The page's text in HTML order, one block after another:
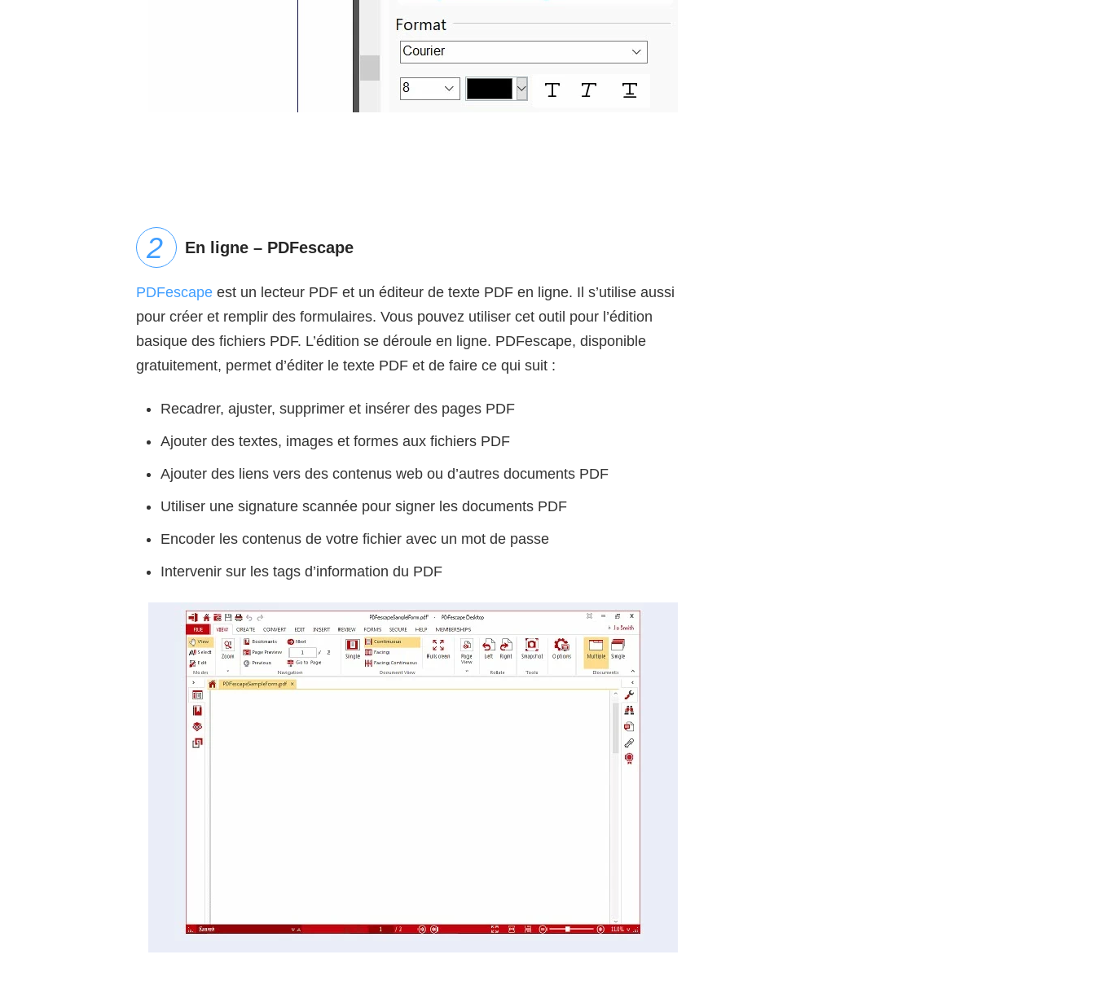
En ligne – PDFescape
PDFescape est un lecteur PDF et un éditeur de texte PDF en ligne. Il s’utilise aussi
pour créer et remplir des formulaires. Vous pouvez utiliser cet outil pour l’édition
basique des fichiers PDF. L’édition se déroule en ligne. PDFescape, disponible
gratuitement, permet d’éditer le texte PDF et de faire ce qui suit :
Recadrer, ajuster, supprimer et insérer des pages PDF
Ajouter des textes, images et formes aux fichiers PDF
Ajouter des liens vers des contenus web ou d’autres documents PDF
Utiliser une signature scannée pour signer les documents PDF
Encoder les contenus de votre fichier avec un mot de passe
Intervenir sur les tags d’information du PDF